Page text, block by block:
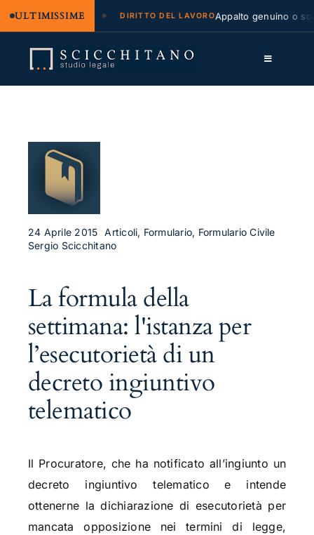
ULTIMISSIME
e regresso DIRITTO DEL LAVOROAppalto genuino o
contenuto
Toggle
Approfondimenti
Contatti24 Aprile 2015
Articoli, Formulario, Formulario Civile
Sergio Scicchitano
La formula della
settimana: l'istanza per
l’esecutorietà di un
decreto ingiuntivo
telematico
Il Procuratore, che ha notificato all’ingiunto un
decreto ingiuntivo telematico e intende
ottenerne la dichiarazione di esecutorietà per
mancata opposizione nei termini di legge,